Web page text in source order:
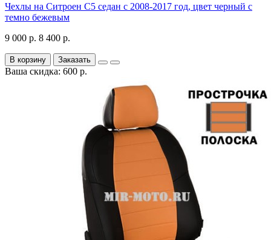
Чехлы на Ситроен С5 седан с 2008-2017 год, цвет черный с
темно бежевым
9 000 р. 8 400 р.
В корзину Заказать
Ваша скидка: 600 р.